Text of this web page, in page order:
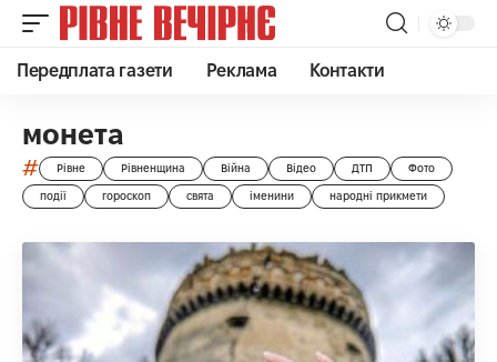
Передплата газети Реклама Контакти
монета
# Рівне Рівненщина Війна Відео ДТП Фото
події гороскоп свята іменини народні прикмети